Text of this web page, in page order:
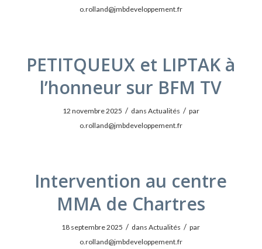
o.rolland@jmbdeveloppement.fr
PETITQUEUX et LIPTAK à
l’honneur sur BFM TV
12 novembre 2025 / dans Actualités / par
o.rolland@jmbdeveloppement.fr
Intervention au centre
MMA de Chartres
18 septembre 2025 / dansActualités / par
o.rolland@jmbdeveloppement.fr